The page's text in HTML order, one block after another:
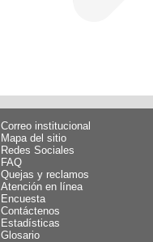
Correo institucional
Mapa del sitio
Redes Sociales
FAQ
Quejas y reclamos
Atención en línea
Encuesta
Contáctenos
Estadísticas
Glosario